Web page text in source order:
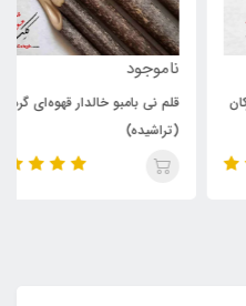
ناموجود
قلم نی بامبو خالدار قهوه‌ای گره‌دار
(تراشیده)